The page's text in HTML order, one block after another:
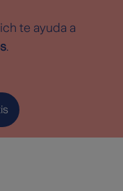
te ayuda a
.